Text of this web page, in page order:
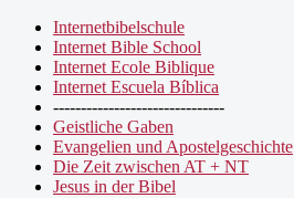
Internetbibelschule
Internet Bible School
Internet Ecole Biblique
Internet Escuela Bíblica
-------------------------------
Geistliche Gaben
Evangelien und Apostelgeschichte
Die Zeit zwischen AT + NT
Jesus in der Bibel